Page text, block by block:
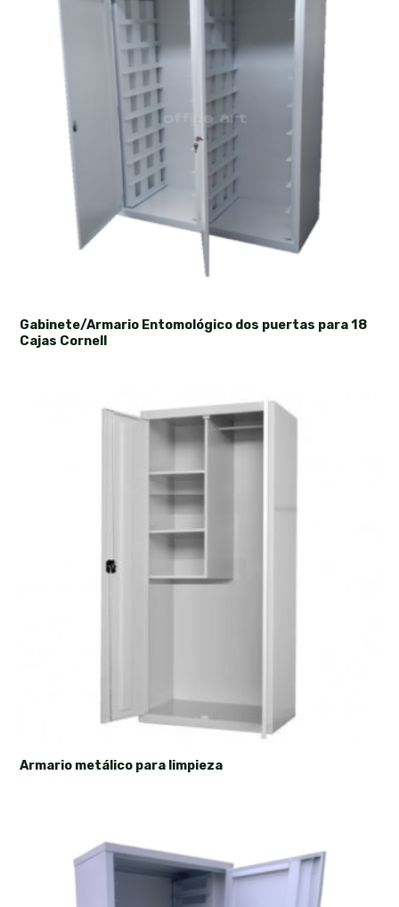
Gabinete/Armario Entomológico dos puertas para 18
Cajas Cornell
Armario metálico para limpieza